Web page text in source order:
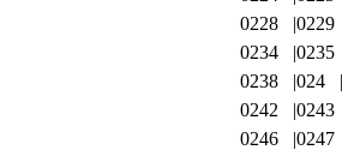
0228
0229
0234
0235
0238
024
0242
0243
0246
0247